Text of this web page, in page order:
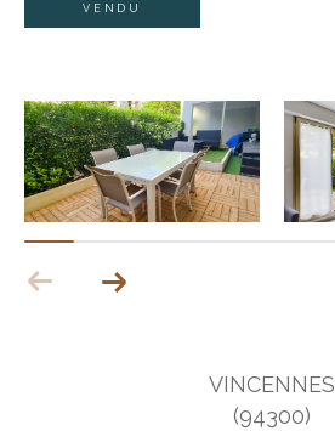
VENDU
VINCENNES
(94300)